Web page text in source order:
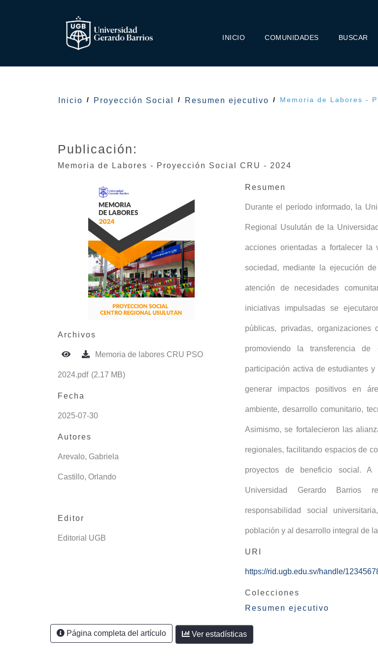
INICIO COMUNIDADES BUSCAR
Inicio Proyección Social Resumen ejecutivo Memoria de Labores -
Publicación:
Memoria de Labores - Proyección Social CRU - 2024
Archivos
Memoria de labores CRU PSO
2024.pdf (2.17 MB)
Fecha
2025-07-30
Autores
Arevalo, Gabriela
Castillo, Orlando
Editor
Editorial UGB
Resumen
Durante el período informado, la
Regional Usulután de la
acciones orientadas a fortalecer
sociedad, mediante la ejecución
atención de necesidades
iniciativas impulsadas se
públicas, privadas,
promoviendo la transferencia
participación activa de estudiantes
generar impactos positivos en
ambiente, desarrollo comunitario,
Asimismo, se fortalecieron las
regionales, facilitando espacios de
proyectos de beneficio social. A
Universidad Gerardo Barrios
responsabilidad social
población y al desarrollo integral de
URI
https://rid.ugb.edu.sv/handle/
Colecciones
Resumen ejecutivo
Página completa del artículo
Ver estadísticas